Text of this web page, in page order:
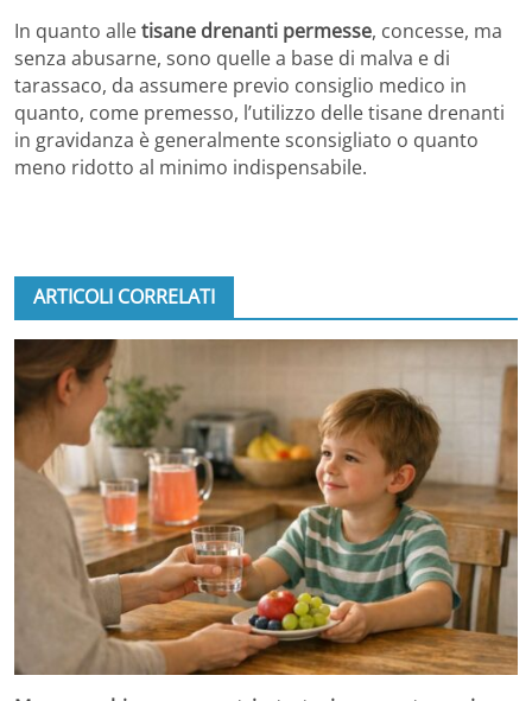
In quanto alletisane drenanti permesse, concesse, ma
senza abusarne, sono quelle a base di malva e di
tarassaco, da assumere previo consiglio medico in
quanto, come premesso, l’utilizzo delle tisane drenanti
in gravidanza è generalmente sconsigliato o quanto
meno ridotto al minimo indispensabile.
ARTICOLI CORRELATI